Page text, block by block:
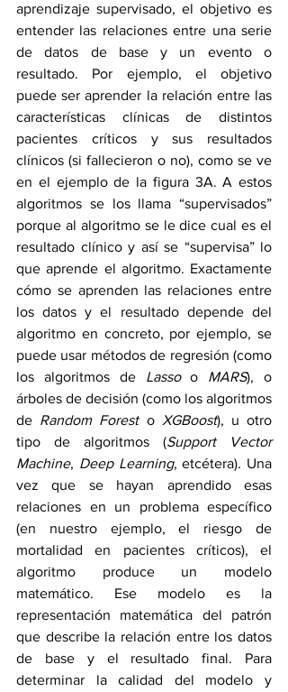
aprendizaje supervisado, el objetivo es
entender las relaciones entre una serie
de datos de base y un evento o
resultado. Por ejemplo, el objetivo
puede ser aprender la relación entre las
características clínicas de distintos
pacientes críticos y sus resultados
clínicos (si fallecieron o no), como se ve
en el ejemplo de la figura 3A. A estos
algoritmos se los llama “supervisados”
porque al algoritmo se le dice cual es el
resultado clínico y así se “supervisa” lo
que aprende el algoritmo. Exactamente
cómo se aprenden las relaciones entre
los datos y el resultado depende del
algoritmo en concreto, por ejemplo, se
puede usar métodos de regresión (como
los algoritmos de Lasso o MARS), o
árboles de decisión (como los algoritmos
de Random Forest o XGBoost), u otro
tipo de algoritmos (Support Vector
Machine, Deep Learning, etcétera). Una
vez que se hayan aprendido esas
relaciones en un problema específico
(en nuestro ejemplo, el riesgo de
mortalidad en pacientes críticos), el
algoritmo produce un modelo
matemático. Ese modelo es la
representación matemática del patrón
que describe la relación entre los datos
de base y el resultado final. Para
determinar la calidad del modelo y